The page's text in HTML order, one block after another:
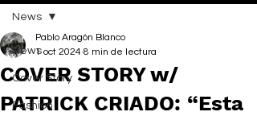
News
Cover Story
Fashion
News
COVER STORY w/
PATRICK CRIADO: “Esta
Pablo Aragón Blanco
1 oct 2024 8 min de lectura